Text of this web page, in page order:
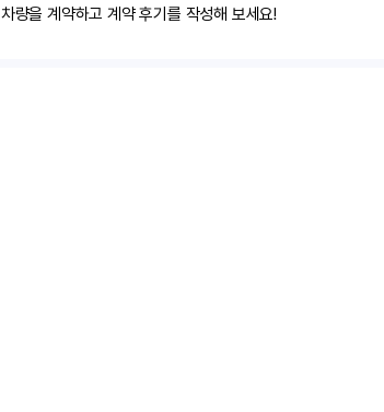
차량을 계약하고 계약 후기를 작성해 보세요!